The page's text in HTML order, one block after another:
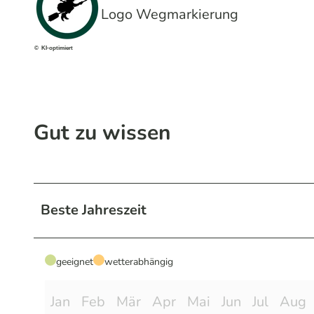
© KI-optimiert
Logo Wegmarkierung
Gut zu wissen
Beste Jahreszeit
geeignet wetterabhängig
Jan Feb Mär Apr Mai Jun Jul Aug